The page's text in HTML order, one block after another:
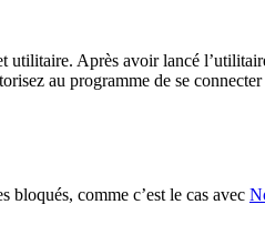
utilitaire. Après avoir lancé
au programme de se
bloqués, comme c’est le cas avec